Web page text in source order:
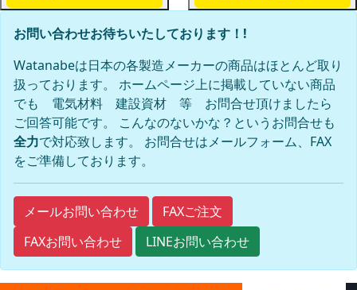
お問い合わせお待ちいたしております！!
Watanabeは日本の各製造メーカーの商品はほとんど取り
扱っております。 ホームページ上に掲載していない商品
でも 電気材料 建設資材 等 お問合せ頂けましたら
ご回答可能です。 こんなのないかな？というお問合せも
全力で対応致します。 お問合せはメールフォーム、FAX
をご準備しております。
メールお問い合わせ
FAXご注文
FAXお問い合わせ
LINEお問い合わせ